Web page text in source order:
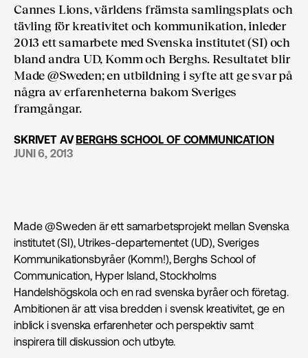
Cannes Lions, världens främsta samlingsplats och
tävling för kreativitet och kommunikation, inleder
2013 ett samarbete med Svenska institutet (SI) och
bland andra UD, Komm och Berghs. Resultatet blir
Made @Sweden; en utbildning i syfte att ge svar på
några av erfarenheterna bakom Sveriges
framgångar.
SKRIVET AVBERGHS SCHOOL OF COMMUNICATION
JUNI 6, 2013
Made @Sweden är ett samarbetsprojekt mellan Svenska
institutet (SI), Utrikes-departementet (UD), Sveriges
Kommunikationsbyråer (Komm!), Berghs School of
Communication, Hyper Island, Stockholms
Handelshögskola och en rad svenska byråer och företag.
Ambitionen är att visa bredden i svensk kreativitet, ge en
inblick i svenska erfarenheter och perspektiv samt
inspirera till diskussion och utbyte.